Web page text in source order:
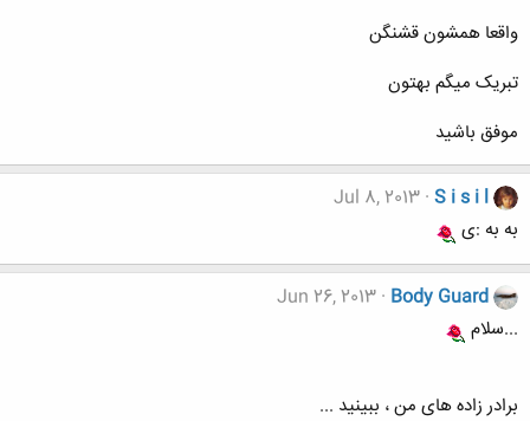
واقعا همشون قشنگن
تبریک میگم بهتون
موفق باشید
S i s i l
Jul 8, 2013
به به :ی
Body Guard
Jun 26, 2013
...سلام
برادر زاده های من ، ببینید ...